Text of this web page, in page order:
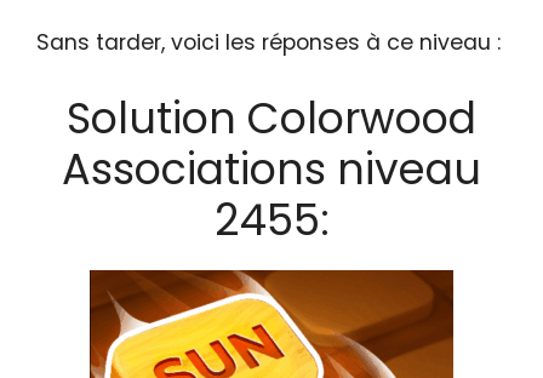
Sans tarder, voici les réponses à ce niveau :
Solution Colorwood
Associations niveau
2455: